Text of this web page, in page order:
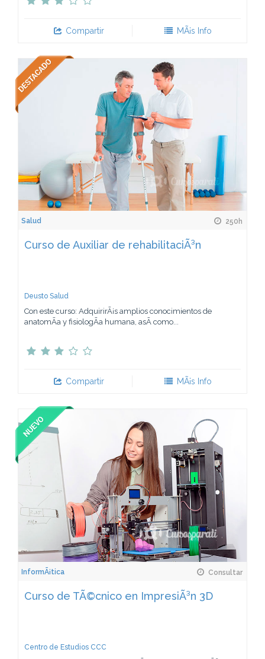
Compartir MÃ¡s Info
Salud 250h
Curso de Auxiliar de rehabilitaciÃ³n
Deusto Salud
Con este curso: AdquirirÃ¡s amplios conocimientos de
anatomÃ­a y fisiologÃ­a humana, asÃ­ como...
Compartir MÃ¡s Info
InformÃ¡tica Consultar
Curso de TÃ©cnico en ImpresiÃ³n 3D
Centro de Estudios CCC